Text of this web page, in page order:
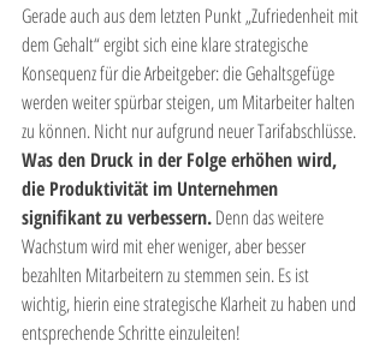
Gerade auch aus dem letzten Punkt „Zufriedenheit mit
dem Gehalt“ ergibt sich eine klare strategische
Konsequenz für die Arbeitgeber: die Gehaltsgefüge
werden weiter spürbar steigen, um Mitarbeiter halten
zu können. Nicht nur aufgrund neuer Tarifabschlüsse.
Was den Druck in der Folge erhöhen wird,
die Produktivität im Unternehmen
signifikant zu verbessern. Denn das weitere
Wachstum wird mit eher weniger, aber besser
bezahlten Mitarbeitern zu stemmen sein. Es ist
wichtig, hierin eine strategische Klarheit zu haben und
entsprechende Schritte einzuleiten!